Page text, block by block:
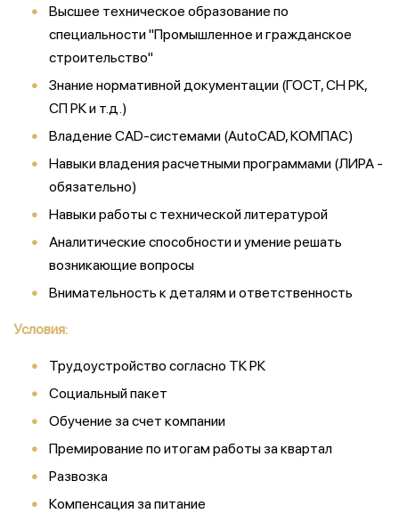
Высшее техническое образование по
специальности "Промышленное и гражданское
строительство"
Знание нормативной документации (ГОСТ, СН РК,
СП РК и т.д.)
Владение CAD-системами (AutoCAD, КОМПАС)
Навыки владения расчетными программами (ЛИРА -
обязательно)
Навыки работы с технической литературой
Аналитические способности и умение решать
возникающие вопросы
Внимательность к деталям и ответственность
Условия:
Трудоустройство согласно ТК РК
Социальный пакет
Обучение за счет компании
Премирование по итогам работы за квартал
Развозка
Компенсация за питание